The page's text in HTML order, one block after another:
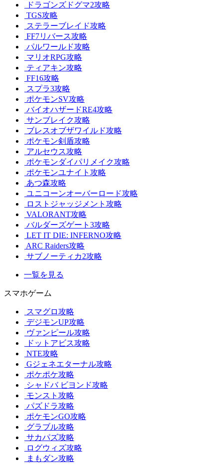
ドラゴンズドグマ2攻略
TGS攻略
ステラーブレイド攻略
FF7リバース攻略
パルワールド攻略
マリオRPG攻略
ティアキン攻略
FF16攻略
スプラ3攻略
ポケモンSV攻略
バイオハザードRE4攻略
サンブレイク攻略
ブレスオブザワイルド攻略
ポケモン剣盾攻略
アルセウス攻略
ポケモンダイパリメイク攻略
ポケモンユナイト攻略
あつ森攻略
ユニコーンオーバーロード攻略
ロストジャッジメント攻略
VALORANT攻略
バルダーズゲート3攻略
LET IT DIE: INFERNO攻略
ARC Raiders攻略
サブノーティカ2攻略
一覧を見る
スマホゲーム
スマグロ攻略
デジモンUP攻略
ヴァンピール攻略
ドットアビス攻略
NTE攻略
Gジェネエターナル攻略
ポケポケ攻略
シャドバ ビヨンド攻略
モンスト攻略
パズドラ攻略
ポケモンGO攻略
グラブル攻略
サカパズ攻略
ログウィズ攻略
まもダン攻略